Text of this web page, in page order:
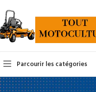
Parcourir les catégories